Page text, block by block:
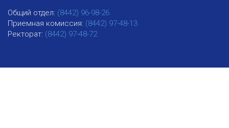
Общий отдел: (8442) 96-98-26
Приемная комиссия: (8442) 97-48-13
Ректорат: (8442) 97-48-72